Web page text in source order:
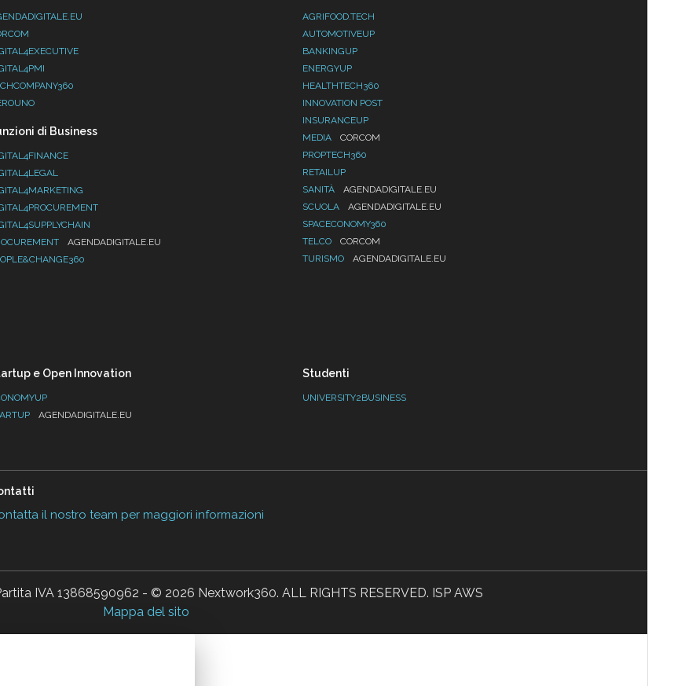
di Business
AGENDADIGITALE.EU
AGRIFOOD.TECH
AUTOMOTIVEUP
BANKINGUP
ENERGYUP
HEALTHTECH360
INNOVATION POST
INSURANCEUP
MEDIA
CORCOM
PROPTECH360
RETAILUP
SANITÀ
AGENDADIGITALE.EU
SCUOLA
AGENDADIGITALE.EU
SPACECONOMY360
TELCO
CORCOM
TURISMO
AGENDADIGITALE.EU
e Open Innovation
AGENDADIGITALE.EU
Studenti
UNIVERSITY2BUSINESS
il nostro team per maggiori informazioni
IVA 13868590962 - © 2026 Nextwork360. ALL RIGHTS RESERVED. ISP AWS
Mappa del sito